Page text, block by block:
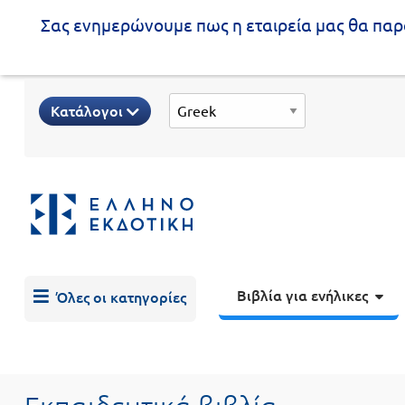
Σας ενημερώνουμε πως η εταιρεία μας θα
ενήλικες
εκπαίδευση
Βιβλία
νηπιαγωγείου
Ελληνίζειν
Κατάλογοι
Όλες οι κατηγορίες Βιβλία για ενήλικες